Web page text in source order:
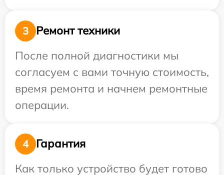
3
Ремонт техники
После полной диагностики мы
согласуем с вами точную стоимость,
время ремонта и начнем ремонтные
операции.
4
Гарантия
Как только устройство будет готово